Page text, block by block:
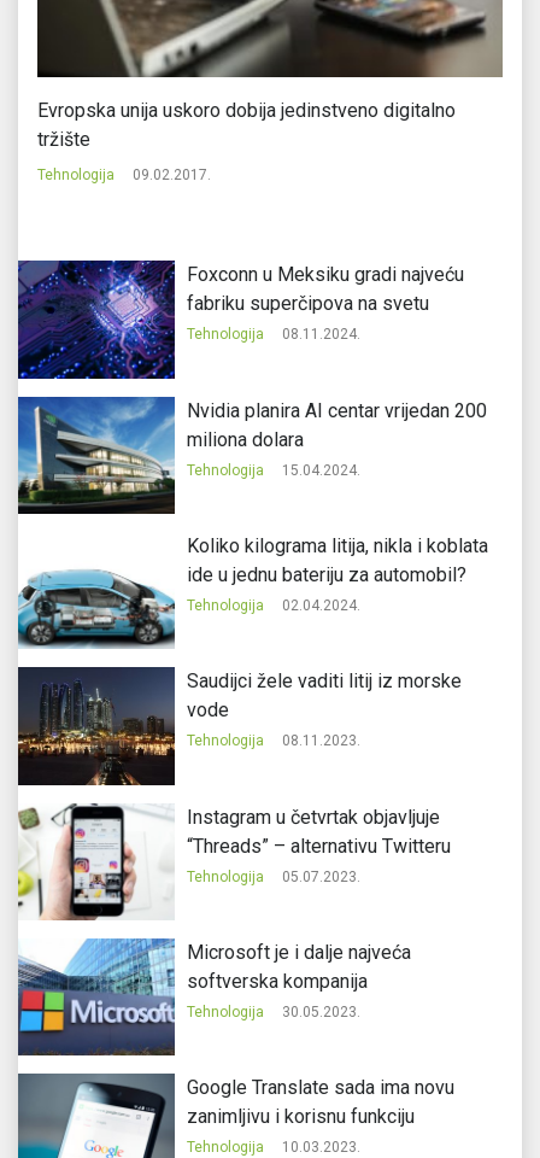
Evropska unija uskoro dobija jedinstveno digitalno
tržište
Tehnologija 09.02.2017.
Foxconn u Meksiku gradi najveću
fabriku superčipova na svetu
Tehnologija 08.11.2024.
Nvidia planira AI centar vrijedan 200
miliona dolara
Tehnologija 15.04.2024.
Koliko kilograma litija, nikla i koblata
ide u jednu bateriju za automobil?
Tehnologija 02.04.2024.
Saudijci žele vaditi litij iz morske
vode
Tehnologija 08.11.2023.
Instagram u četvrtak objavljuje
“Threads” – alternativu Twitteru
Tehnologija 05.07.2023.
Microsoft je i dalje najveća
softverska kompanija
Tehnologija 30.05.2023.
Google Translate sada ima novu
zanimljivu i korisnu funkciju
Tehnologija 10.03.2023.